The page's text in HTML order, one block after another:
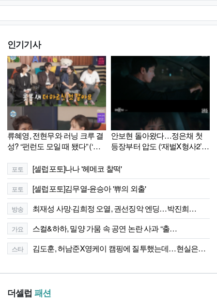
인기기사
류혜영, 전현무와 러닝 크루 결
성? “펀런도 모일 때 됐다” (‘나
안보현 돌아왔다…정은채 첫
등장부터 압도 (‘재벌X형사2’)
포토 [셀럽포토]나나 '헤메코 찰떡'
포토 [셀럽포토]김무열-윤승아 '쀼의 외출'
방송 최재성 사망·김희정 오열, 권선징악 엔딩…박진희…
가요 스컬&하하, 밀양 가뭄 속 공연 논란 사과 “출…
스타 김도훈, 허남준X영케이 캠핑에 질투했는데…현실은…
더셀럽 패션